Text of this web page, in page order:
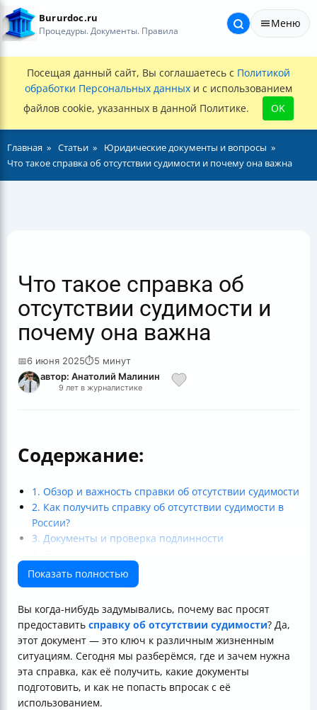
Bururdoc.ru
Процедуры. Документы. Правила
Меню
Посещая данный сайт, Вы соглашаетесь с Политикой
обработки Персональных данных и с использованием
файлов cookie, указанных в данной Политике.
OK
Главная Статьи
Юридические документы и вопросы
Что такое справка об отсутствии судимости и почему она важна
Что такое справка об
отсутствии судимости и
почему она важна
📅6 июня 2025⏱5 минут
автор: Анатолий Малинин
9 лет в журналистике
Содержание:
1. Обзор и важность справки об отсутствии судимости
2. Как получить справку об отсутствии судимости в
России?
3. Документы и проверка подлинности
5. Законность, безопасность и проблемы с
использованием справки
отсутствии судимости
Вопрос к вам, читатели: А вы уже получали справку
об отсутствии судимости? Какой способ подачи
выбрали и почему? Делитесь в комментариях!
Показать полностью
Вы когда-нибудь задумывались, почему вас просят
предоставить справку об отсутствии судимости? Да,
этот документ — это ключ к различным жизненным
ситуациям. Сегодня мы разберёмся, где и зачем нужна
эта справка, как её получить, какие документы
подготовить, и как не попасть впросак с её
использованием.